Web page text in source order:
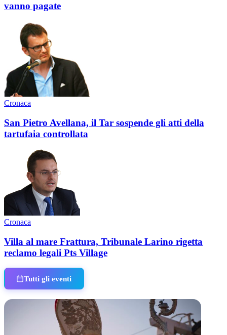
vanno pagate
Cronaca
San Pietro Avellana, il Tar sospende gli atti della
tartufaia controllata
Cronaca
Villa al mare Frattura, Tribunale Larino rigetta
reclamo legali Pts Village
Tutti gli eventi